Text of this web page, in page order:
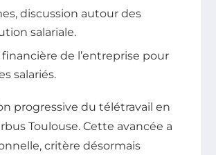
discussion autour des
salariale.
de l’entreprise pour
salariés.
progressive du télétravail en
Toulouse. Cette avancée a
critère désormais